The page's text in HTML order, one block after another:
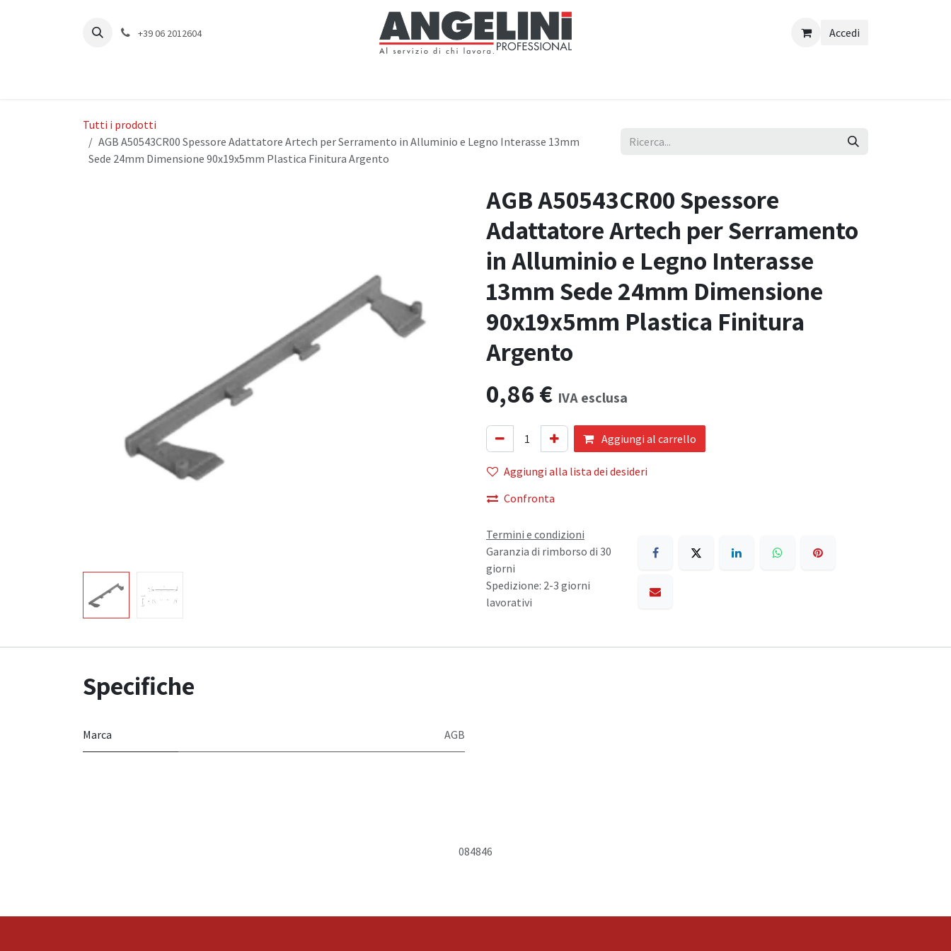
+39 06 2012604 Accedi
Tutti i prodotti
AGB A50543CR00 Spessore Adattatore Artech per Serramento in Alluminio e Legno Interasse 13mm
Sede 24mm Dimensione 90x19x5mm Plastica Finitura Argento
AGB A50543CR00 Spessore
Adattatore Artech per Serramento
in Alluminio e Legno Interasse
13mm Sede 24mm Dimensione
90x19x5mm Plastica Finitura
Argento
0,86€ IVA esclusa
Aggiungi al carrello
Aggiungi alla lista dei desideri
Confronta
Termini e condizioni
Garanzia di rimborso di 30
giorni
Spedizione: 2-3 giorni
lavorativi
Specifiche
Marca AGB
084846